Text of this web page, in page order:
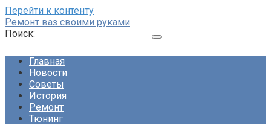
Перейти к контенту
Ремонт ваз своими руками
Поиск:
Главная
Новости
Советы
История
Ремонт
Тюнинг